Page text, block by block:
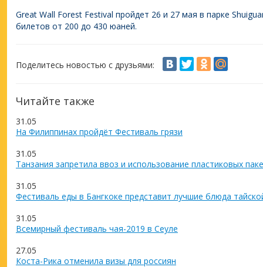
Great Wall Forest Festival пройдет 26 и 27 мая в парке
билетов от 200 до 430 юаней.
Поделитесь новостью с друзьями:
Читайте также
31.05
На Филиппинах пройдёт Фестиваль грязи
31.05
Танзания запретила ввоз и использование пластиковых
31.05
Фестиваль еды в Бангкоке представит лучшие блюда
31.05
Всемирный фестиваль чая-2019 в Сеуле
27.05
Коста-Рика отменила визы для россиян